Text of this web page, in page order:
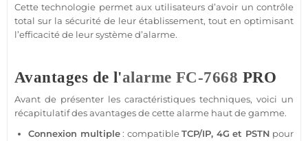
Cette technologie permet aux utilisateurs d’avoir un contrôle
total sur la sécurité de leur établissement, tout en optimisant
l’efficacité de leursystèmed’alarme.
Avantages de l'alarme FC-7668 PRO
Avant de présenter les caractéristiques techniques, voici un
récapitulatif des avantages de cettealarme haut de gamme.
Connexion multiple: compatible TCP/IP, 4G et PSTN pour